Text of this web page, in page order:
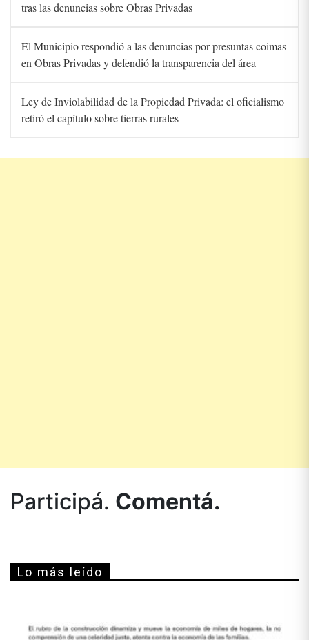
tras las denuncias sobre Obras Privadas
El Municipio respondió a las denuncias por presuntas coimas
en Obras Privadas y defendió la transparencia del área
Ley de Inviolabilidad de la Propiedad Privada: el oficialismo
retiró el capítulo sobre tierras rurales
Participá. Comentá.
Lo más leído